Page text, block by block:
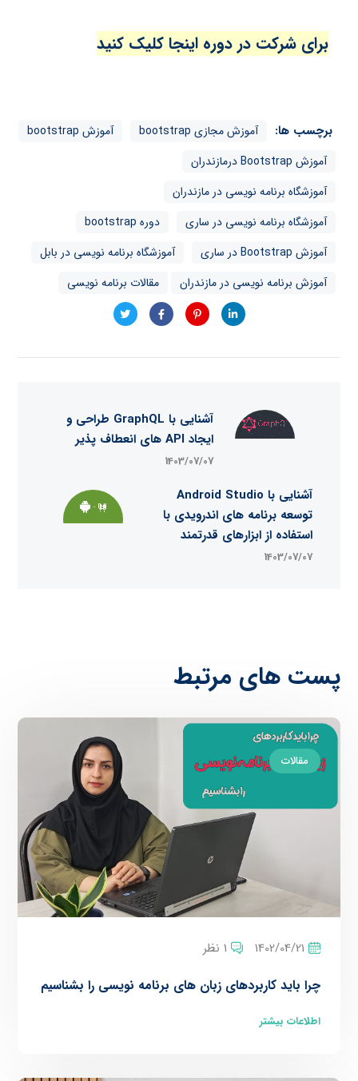
برای شرکت در دوره اینجا کلیک کنید
برچسب ها: آموزش مجازی bootstrap
آموزش bootstrap
آموزش Bootstrap درمازندران
آموزشگاه برنامه نویسی در مازندران
آموزشگاه برنامه نویسی در ساری
دوره bootstrap
آموزش Bootstrap در ساری
آموزشگاه برنامه نویسی در بابل
آموزش برنامه نویسی در مازندران
مقالات برنامه نویسی
آشنایی با GraphQL طراحی و
ایجاد API های انعطاف پذیر
1403/07/07
آشنایی با Android Studio
توسعه برنامه‌ های اندرویدی با
استفاده از ابزارهای قدرتمند
1403/07/07
پست های مرتبط
مقالات
1402/04/21 1 نظر
چرا باید کاربردهای زبان های برنامه نویسی را بشناسیم
اطلاعات بیشتر